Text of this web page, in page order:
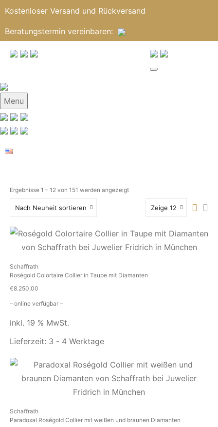
Kostenloser Versand und Rückversand
Beratungstermin vereinbaren:
Menu
Ergebnisse 1 – 12 von 151 werden angezeigt
Nach Neuheit sortieren Zeige 12
Schaffrath
Roségold Colortaire Collier in Taupe mit Diamanten
€8.250,00
– online verfügbar –
inkl. 19 % MwSt.
Lieferzeit: 3 - 4 Werktage
Schaffrath
Paradoxal Roségold Collier mit weißen und braunen Diamanten